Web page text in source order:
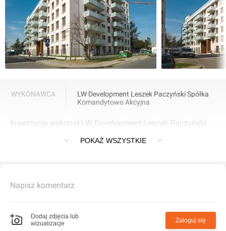
WYKONAWCA
LW Development Leszek Paczyński Spółka
Komandytowo Akcyjna
Inwestycję wykonał LW Development Leszek Paczyński
Spółka Komandytowo Akcyjna.
POKAŻ WSZYSTKIE
Napisz komentarz
Dodaj zdjęcia lub
wizualizacje
Zaloguj się